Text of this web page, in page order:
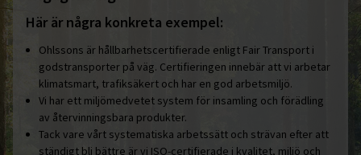
Här är några konkreta exempel:
Ohlssons är hållbarhetscertifierade enligt Fair Transport i
godstransporter på väg. Certifieringen innebär att vi arbetar
klimatsmart, trafiksäkert och har en god arbetsmiljö.
Vi har ett miljömedvetet system för insamling och förädling
av återvinningsbara produkter.
Tack vare vårt systematiska arbetssätt och strävan efter att
ständigt bli bättre är vi ISO-certifierade i kvalitet, miljö och